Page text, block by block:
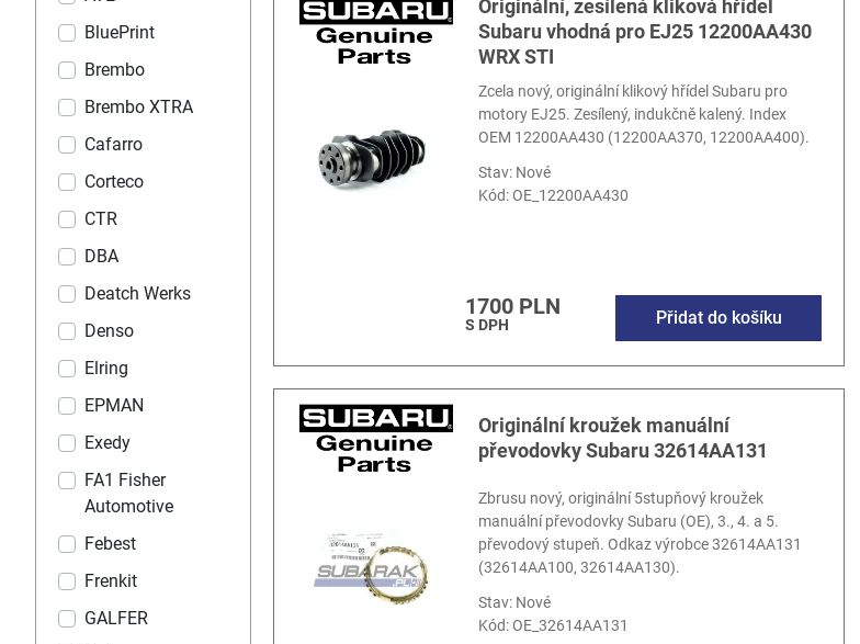
BluePrint
Brembo
Brembo XTRA
Cafarro
Corteco
CTR
DBA
Deatch Werks
Denso
Elring
EPMAN
Exedy
FA1 Fisher
Automotive
Febest
Frenkit
GALFER
Originální, zesílená kliková hřídel
Subaru vhodná pro EJ25 12200AA430
WRX STI
Zcela nový, originální klikový hřídel Subaru pro
motory EJ25. Zesílený, indukčně kalený. Index
OEM 12200AA430 (12200AA370, 12200AA400).
Stav: Nové
Kód:OE_12200AA430
1700 PLN
S DPH Přidat do košíku
Originální kroužek manuální
převodovky Subaru 32614AA131
Zbrusu nový, originální 5stupňový kroužek
manuální převodovky Subaru (OE), 3., 4. a 5.
převodový stupeň. Odkaz výrobce 32614AA131
(32614AA100, 32614AA130).
Stav: Nové
Kód:OE_32614AA131